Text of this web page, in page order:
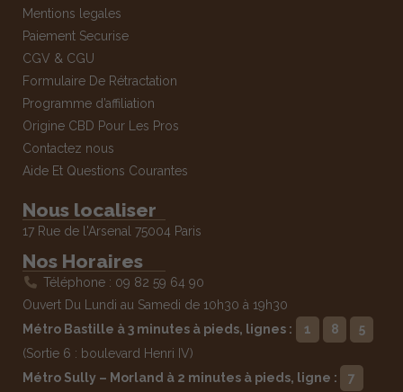
Mentions legales
Paiement Securise
CGV & CGU
Formulaire De Rétractation
Programme d’affiliation
Origine CBD Pour Les Pros
Contactez nous
Aide Et Questions Courantes
Nous localiser
17 Rue de l'Arsenal 75004 Paris
Nos Horaires
Téléphone : 09 82 59 64 90
Ouvert Du Lundi au Samedi de 10h30 à 19h30
Métro Bastille à 3 minutes à pieds, lignes :
1 8
5
(Sortie 6 : boulevard Henri IV)
Métro Sully – Morland à 2 minutes à pieds, ligne :
7